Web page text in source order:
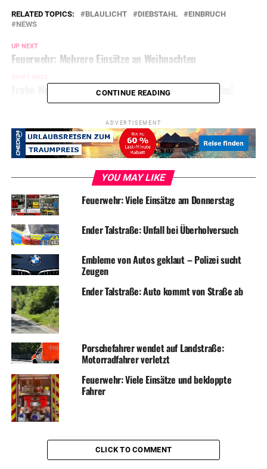
RELATED TOPICS: BLAULICHT DIEBSTAHL
EINBRUCH
NEWS
UP NEXT
Feuerwehr: Mehrere Einsätze an Weihnachten
Frohe Weihnachten: Bis Montag nur gute Nachrichten!
CONTINUE READING
ADVERTISEMENT
YOU MAY LIKE
Feuerwehr: Viele Einsätze am Donnerstag
Ender Talstraße: Unfall bei Überholversuch
Embleme von Autos geklaut – Polizei sucht
Zeugen
Ender Talstraße: Auto kommt von Straße ab
Porschefahrer wendet auf Landstraße:
Motorradfahrer verletzt
Feuerwehr: Viele Einsätze und bekloppte
Fahrer
CLICK TO COMMENT